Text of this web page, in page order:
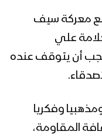
مع معركة سيف
علي
أن يتوقف عنده
وفكريا
المقاومة،